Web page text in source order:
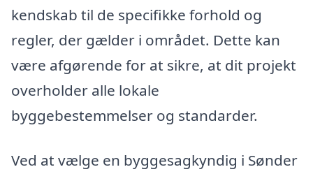
kendskab til de specifikke forhold og
regler, der gælder i området. Dette kan
være afgørende for at sikre, at dit projekt
overholder alle lokale
byggebestemmelser og standarder.
Ved at vælge en byggesagkyndig i Sønder